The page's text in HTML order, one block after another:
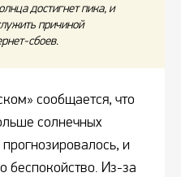
достигнет пика, и
причиной
сбоев.
сообщается, что
солнечных
и
беспокойство. Из-за